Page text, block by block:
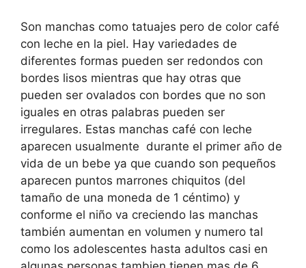
Son manchas como tatuajes pero de color café
con leche en la piel. Hay variedades de
diferentes formas pueden ser redondos con
bordes lisos mientras que hay otras que
pueden ser ovalados con bordes que no son
iguales en otras palabras pueden ser
irregulares. Estas manchas café con leche
aparecen usualmente durante el primer año de
vida de un bebe ya que cuando son pequeños
aparecen puntos marrones chiquitos (del
tamaño de una moneda de 1 céntimo) y
conforme el niño va creciendo las manchas
también aumentan en volumen y numero tal
como los adolescentes hasta adultos casi en